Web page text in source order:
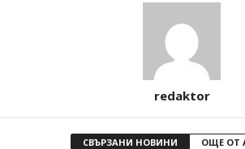
redaktor
СВЪРЗАНИ НОВИНИ ОЩЕ ОТ